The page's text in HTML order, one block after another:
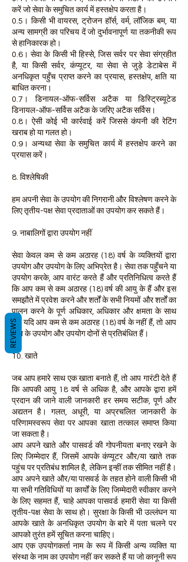
करें जो सेवा के समुचित कार्य में हस्तक्षेप करता है।
0.5। किसी भी वायरस, ट्रोजन हॉर्स, वर्म, लॉजिक बम, या
अन्य सामग्री का परिचय दें जो दुर्भावनापूर्ण या तकनीकी रूप
से हानिकारक हो।
0.6। सेवा के किसी भी हिस्से, जिस सर्वर पर सेवा संग्रहीत
है, या किसी सर्वर, कंप्यूटर, या सेवा से जुड़े डेटाबेस में
अनधिकृत पहुँच प्राप्त करने का प्रयास, हस्तक्षेप, क्षति या
बाधित करना।
0.7। डिनायल-ऑफ-सर्विस अटैक या डिस्ट्रिब्यूटेड
डिनायल-ऑफ-सर्विस अटैक के जरिए अटैक सर्विस।
0.8। ऐसी कोई भी कार्रवाई करें जिससे कंपनी की रेटिंग
खराब हो या गलत हो।
0.9। अन्यथा सेवा के समुचित कार्य में हस्तक्षेप करने का
प्रयास करें।
8. विश्लेषिकी
हम अपनी सेवा के उपयोग की निगरानी और विश्लेषण करने के
लिए तृतीय-पक्ष सेवा प्रदाताओं का उपयोग कर सकते हैं।
9. नाबालिगों द्वारा उपयोग नहीं
सेवा केवल कम से कम अठारह (18) वर्ष के व्यक्तियों द्वारा
उपयोग और उपयोग के लिए अभिप्रेत है। सेवा तक पहुँचने या
उपयोग करके, आप वारंट करते हैं और प्रतिनिधित्व करते हैं
कि आप कम से कम अठारह (18) वर्ष की आयु के हैं और इस
समझौते में प्रवेश करने और शर्तों के सभी नियमों और शर्तों का
पालन करने के पूर्ण अधिकार, अधिकार और क्षमता के साथ
हैं। यदि आप कम से कम अठारह (18) वर्ष के नहीं हैं, तो आप
सेवा के उपयोग और उपयोग दोनों से प्रतिबंधित हैं।
10. खाते
जब आप हमारे साथ एक खाता बनाते हैं, तो आप गारंटी देते हैं
कि आपकी आयु 18 वर्ष से अधिक है, और आपके द्वारा हमें
प्रदान की जाने वाली जानकारी हर समय सटीक, पूर्ण और
अद्यतन है। गलत, अधूरी, या अप्रचलित जानकारी के
परिणामस्वरूप सेवा पर आपका खाता तत्काल समाप्त किया
जा सकता है।
आप अपने खाते और पासवर्ड की गोपनीयता बनाए रखने के
लिए जिम्मेदार हैं, जिसमें आपके कंप्यूटर और/या खाते तक
पहुंच पर प्रतिबंध शामिल है, लेकिन इन्हीं तक सीमित नहीं है।
आप अपने खाते और/या पासवर्ड के तहत होने वाली किसी भी
या सभी गतिविधियों या कार्यों के लिए जिम्मेदारी स्वीकार करने
के लिए सहमत हैं, चाहे आपका पासवर्ड हमारी सेवा या किसी
तृतीय-पक्ष सेवा के साथ हो। सुरक्षा के किसी भी उल्लंघन या
आपके खाते के अनधिकृत उपयोग के बारे में पता चलने पर
आपको तुरंत हमें सूचित करना चाहिए।
आप एक उपयोगकर्ता नाम के रूप में किसी अन्य व्यक्ति या
संस्था के नाम का उपयोग नहीं कर सकते हैं या जो कानूनी रूप
REVIEWS